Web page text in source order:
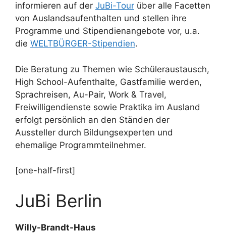
informieren auf der JuBi-Tour über alle Facetten
von Auslandsaufenthalten und stellen ihre
Programme und Stipendienangebote vor, u.a.
die WELTBÜRGER-Stipendien.
Die Beratung zu Themen wie Schüleraustausch,
High School-Aufenthalte, Gastfamilie werden,
Sprachreisen, Au-Pair, Work & Travel,
Freiwilligendienste sowie Praktika im Ausland
erfolgt persönlich an den Ständen der
Aussteller durch Bildungsexperten und
ehemalige Programmteilnehmer.
[one-half-first]
JuBi Berlin
Willy-Brandt-Haus